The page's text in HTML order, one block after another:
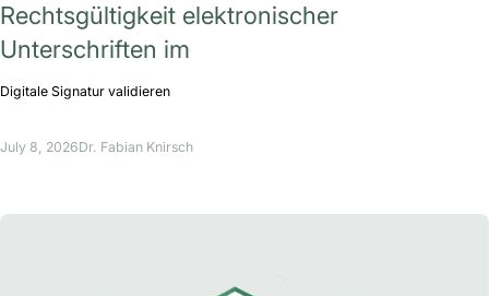
Rechtsgültigkeit elektronischer
Unterschriften im
Digitale Signatur validieren
July 8, 2026Dr. Fabian Knirsch